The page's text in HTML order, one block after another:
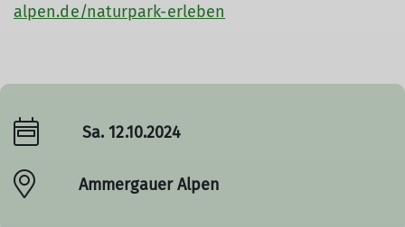
alpen.de/naturpark-erleben
Sa. 12.10.2024
Ammergauer Alpen